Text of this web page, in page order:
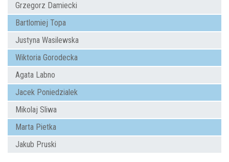
Grzegorz Damiecki
Bartlomiej Topa
Justyna Wasilewska
Wiktoria Gorodecka
Agata Labno
Jacek Poniedzialek
Mikolaj Sliwa
Marta Pietka
Jakub Pruski